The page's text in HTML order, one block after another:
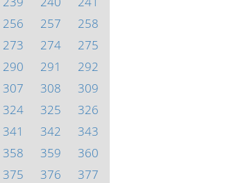
256 257
258
273 274
275
290 291
292
307 308
309
324 325
326
341 342
343
358 359
360
375 376
377